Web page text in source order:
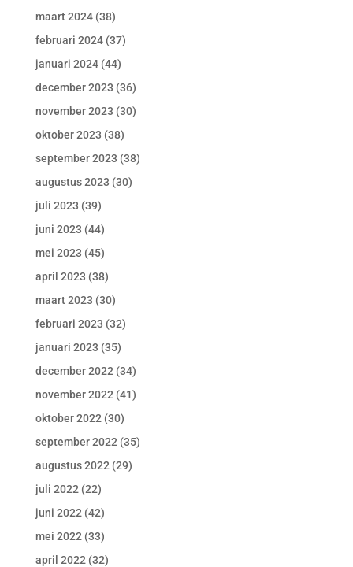
maart 2024(38)
februari 2024(37)
januari 2024(44)
december 2023 (36)
november 2023 (30)
oktober 2023 (38)
september 2023 (38)
augustus 2023 (30)
juli 2023 (39)
juni 2023 (44)
mei 2023 (45)
april 2023 (38)
maart 2023 (30)
februari 2023 (32)
januari 2023 (35)
december 2022 (34)
november 2022 (41)
oktober 2022 (30)
september 2022 (35)
augustus 2022 (29)
juli 2022 (22)
juni 2022 (42)
mei 2022 (33)
april 2022 (32)